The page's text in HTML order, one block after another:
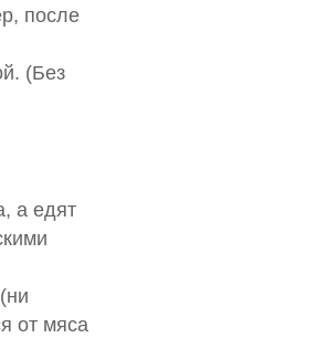
после
(Без
а едят
от мяса